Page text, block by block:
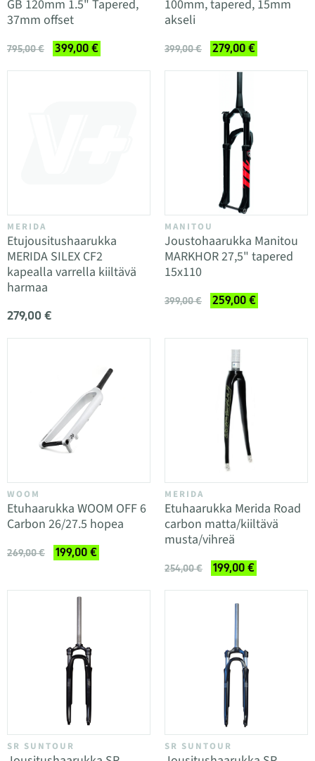
GB 120mm 1.5" Tapered,
37mm offset
795,00 € 399,00 €
100mm, tapered, 15mm
akseli
399,00 € 279,00 €
MERIDA
Etujousitushaarukka
MERIDA SILEX CF2
kapealla varrella kiiltävä
harmaa
279,00 €
MANITOU
Joustohaarukka Manitou
MARKHOR 27,5" tapered
15x110
399,00 € 259,00 €
WOOM
Etuhaarukka WOOM OFF 6
Carbon 26/27.5 hopea
269,00 € 199,00 €
MERIDA
Etuhaarukka Merida Road
carbon matta/kiiltävä
musta/vihreä
254,00 € 199,00 €
SR SUNTOUR SR SUNTOUR